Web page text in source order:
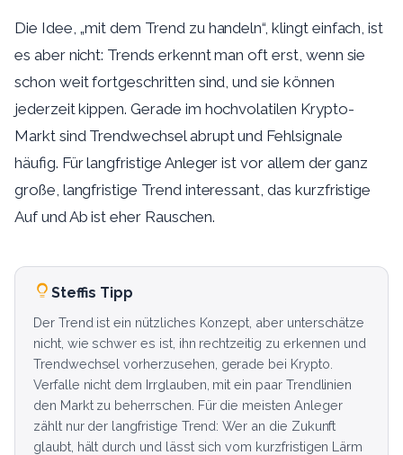
Die Idee, „mit dem Trend zu handeln“, klingt einfach, ist
es aber nicht: Trends erkennt man oft erst, wenn sie
schon weit fortgeschritten sind, und sie können
jederzeit kippen. Gerade im hochvolatilen Krypto-
Markt sind Trendwechsel abrupt und Fehlsignale
häufig. Für langfristige Anleger ist vor allem der ganz
große, langfristige Trend interessant, das kurzfristige
Auf und Ab ist eher Rauschen.
Steffis Tipp
Der Trend ist ein nützliches Konzept, aber unterschätze
nicht, wie schwer es ist, ihn rechtzeitig zu erkennen und
Trendwechsel vorherzusehen, gerade bei Krypto.
Verfalle nicht dem Irrglauben, mit ein paar Trendlinien
den Markt zu beherrschen. Für die meisten Anleger
zählt nur der langfristige Trend: Wer an die Zukunft
glaubt, hält durch und lässt sich vom kurzfristigen Lärm